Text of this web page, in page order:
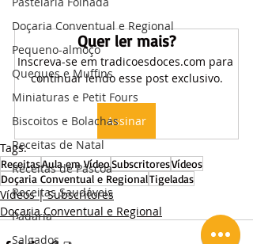
Doçaria Conventual e Regional
Pequeno-almoço
Queques e Muffins
Miniaturas e Petit Fours
Biscoitos e Bolachas
Receitas de Natal
Receitas de Páscoa
Receitas Saudáveis
Padaria
Salgados
Quer ler mais?
Inscreva-se em tradicoesdoces.com para
continuar lendo esse post exclusivo.
Assinar
Tags:
ReceitasAula em VídeoSubscritoresVídeos
Doçaria Conventual e RegionalTigeladas
Vídeos | Subscritores
Doçaria Conventual e Regional